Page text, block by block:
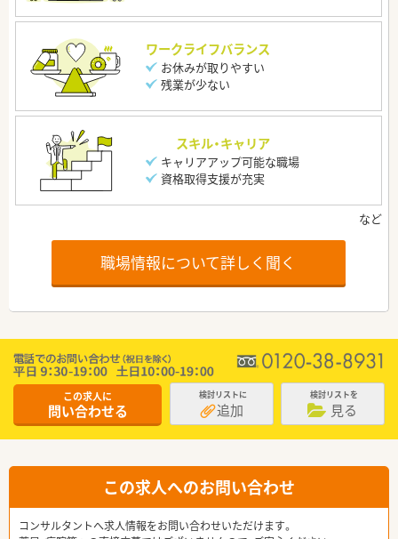
ワークライフバランス
お休みが取りやすい
残業が少ない
スキル・キャリア
キャリアアップ可能な職場
資格取得支援が充実
職場情報について詳しく聞く
この求人に
問い合わせる
検討リストに
追加
検討リストを
見る
この求人へのお問い合わせ
コンサルタントへ求人情報をお問い合わせいただけます。